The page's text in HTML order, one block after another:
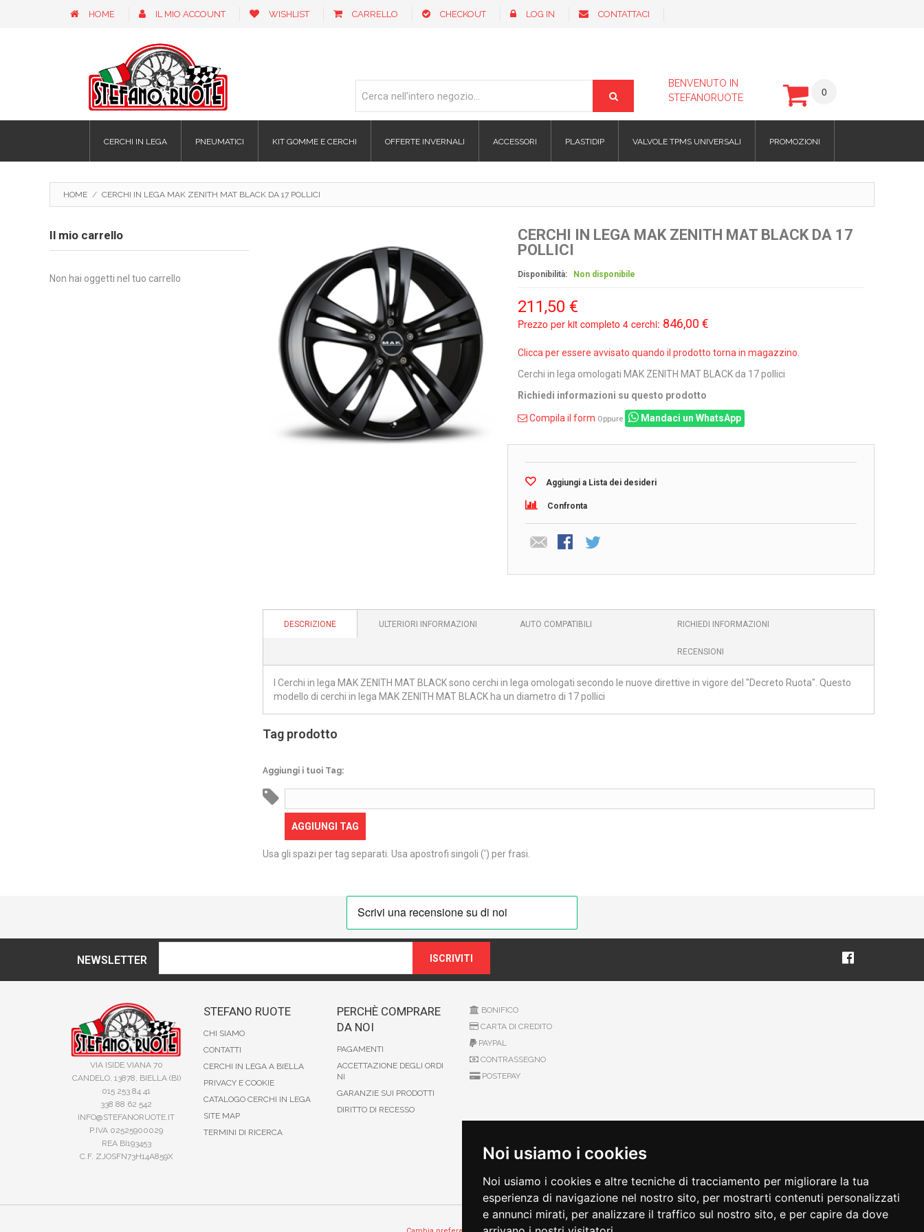
Noi usiamo i cookies
Noi usiamo i cookies e altre tecniche di tracciamento per migliorare la tua
esperienza di navigazione nel nostro sito, per mostrarti contenuti personalizzati
e annunci mirati, per analizzare il traffico sul nostro sito, e per capire da dove
HOME IL MIO ACCOUNT WISHLIST CARRELLO CHECKOUT LOG IN CONTATTACI
BENVENUTO IN
STEFANORUOTE
0
CERCHI IN LEGA PNEUMATICI KIT GOMME E CERCHI OFFERTE INVERNALI ACCESSORI PLASTIDIP VALVOLE TPMS UNIVERSALI PROMOZIONI
HOME / CERCHI IN LEGA MAK ZENITH MAT BLACK DA 17 POLLICI
CERCHI IN LEGA MAK ZENITH MAT BLACK DA 17
POLLICI
Disponibilità: Non disponibile
211,50 €
Prezzo per kit completo 4 cerchi: 846,00 €
Clicca per essere avvisato quando il prodotto torna in magazzino.
Cerchi in lega omologati MAK ZENITH MAT BLACK da 17 pollici
Richiedi informazioni su questo prodotto
Compila il form Oppure Mandaci un WhatsApp
Aggiungi a Lista dei desideri
Confronta
DESCRIZIONE ULTERIORI INFORMAZIONI AUTO COMPATIBILI RICHIEDI INFORMAZIONI
RECENSIONI
I Cerchi in lega MAK ZENITH MAT BLACK sono cerchi in lega omologati secondo le nuove direttive in vigore del "Decreto Ruota". Questo
modello di cerchi in lega MAK ZENITH MAT BLACK ha un diametro di 17 pollici
Tag prodotto
Aggiungi i tuoi Tag:
AGGIUNGI TAG
Usa gli spazi per tag separati. Usa apostrofi singoli (') per frasi.
Il mio carrello
Non hai oggetti nel tuo carrello
NEWSLETTER ISCRIVITI
VIA ISIDE VIANA 70
CANDELO, 13878, BIELLA (BI)
015 253 84 41
338 88 62 542
INFO@STEFANORUOTE.IT
P.IVA 02525900029
REA BI193453
C.F. ZJOSFN73H14A859X
STEFANO RUOTE
CHI SIAMO
CONTATTI
CERCHI IN LEGA A BIELLA
PRIVACY E COOKIE
CATALOGO CERCHI IN LEGA
SITE MAP
TERMINI DI RICERCA
PERCHÈ COMPRARE
DA NOI
PAGAMENTI
ACCETTAZIONE DEGLI ORDI
NI
GARANZIE SUI PRODOTTI
DIRITTO DI RECESSO
BONIFICO
CARTA DI CREDITO
PAYPAL
CONTRASSEGNO
POSTEPAY